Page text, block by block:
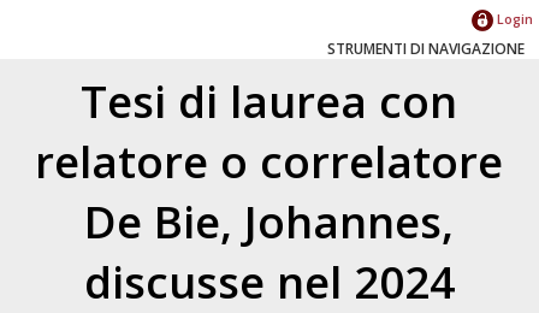
Login
STRUMENTI DI NAVIGAZIONE
Tesi di laurea con
relatore o correlatore
De Bie, Johannes,
discusse nel 2024